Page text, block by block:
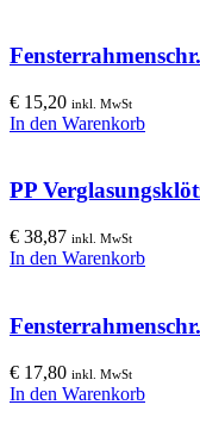
€ 15,20 inkl. MwSt
In den Warenkorb
PP
€ 38,87 inkl. MwSt
In den Warenkorb
€ 17,80 inkl. MwSt
In den Warenkorb